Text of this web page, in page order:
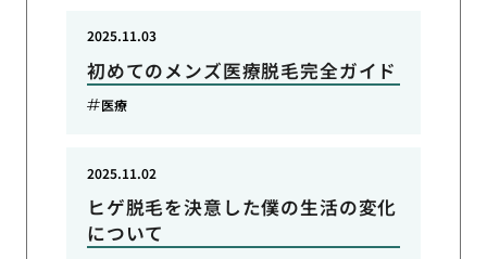
初めてのメンズ医療脱毛完全ガイド
2025.11.03
医療
ヒゲ脱毛を決意した僕の生活の変化
について
2025.11.02